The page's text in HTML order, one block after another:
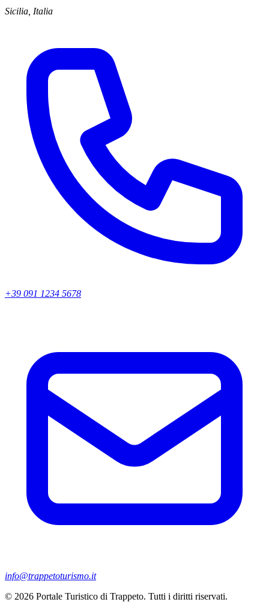
Sicilia, Italia
+39 091 1234 5678
info@trappetoturismo.it
© 2026 Portale Turistico di Trappeto. Tutti i diritti riservati.